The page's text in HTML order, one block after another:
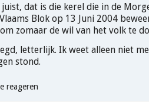
juist, dat is die kerel die in de
Blok op 13 Juni 2004
zomaar de wil van het volk te
letterlijk. Ik weet alleen niet
stond.
reageren